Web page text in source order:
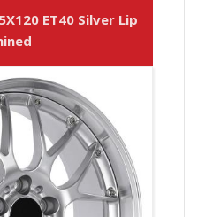
ET40 Silver Lip